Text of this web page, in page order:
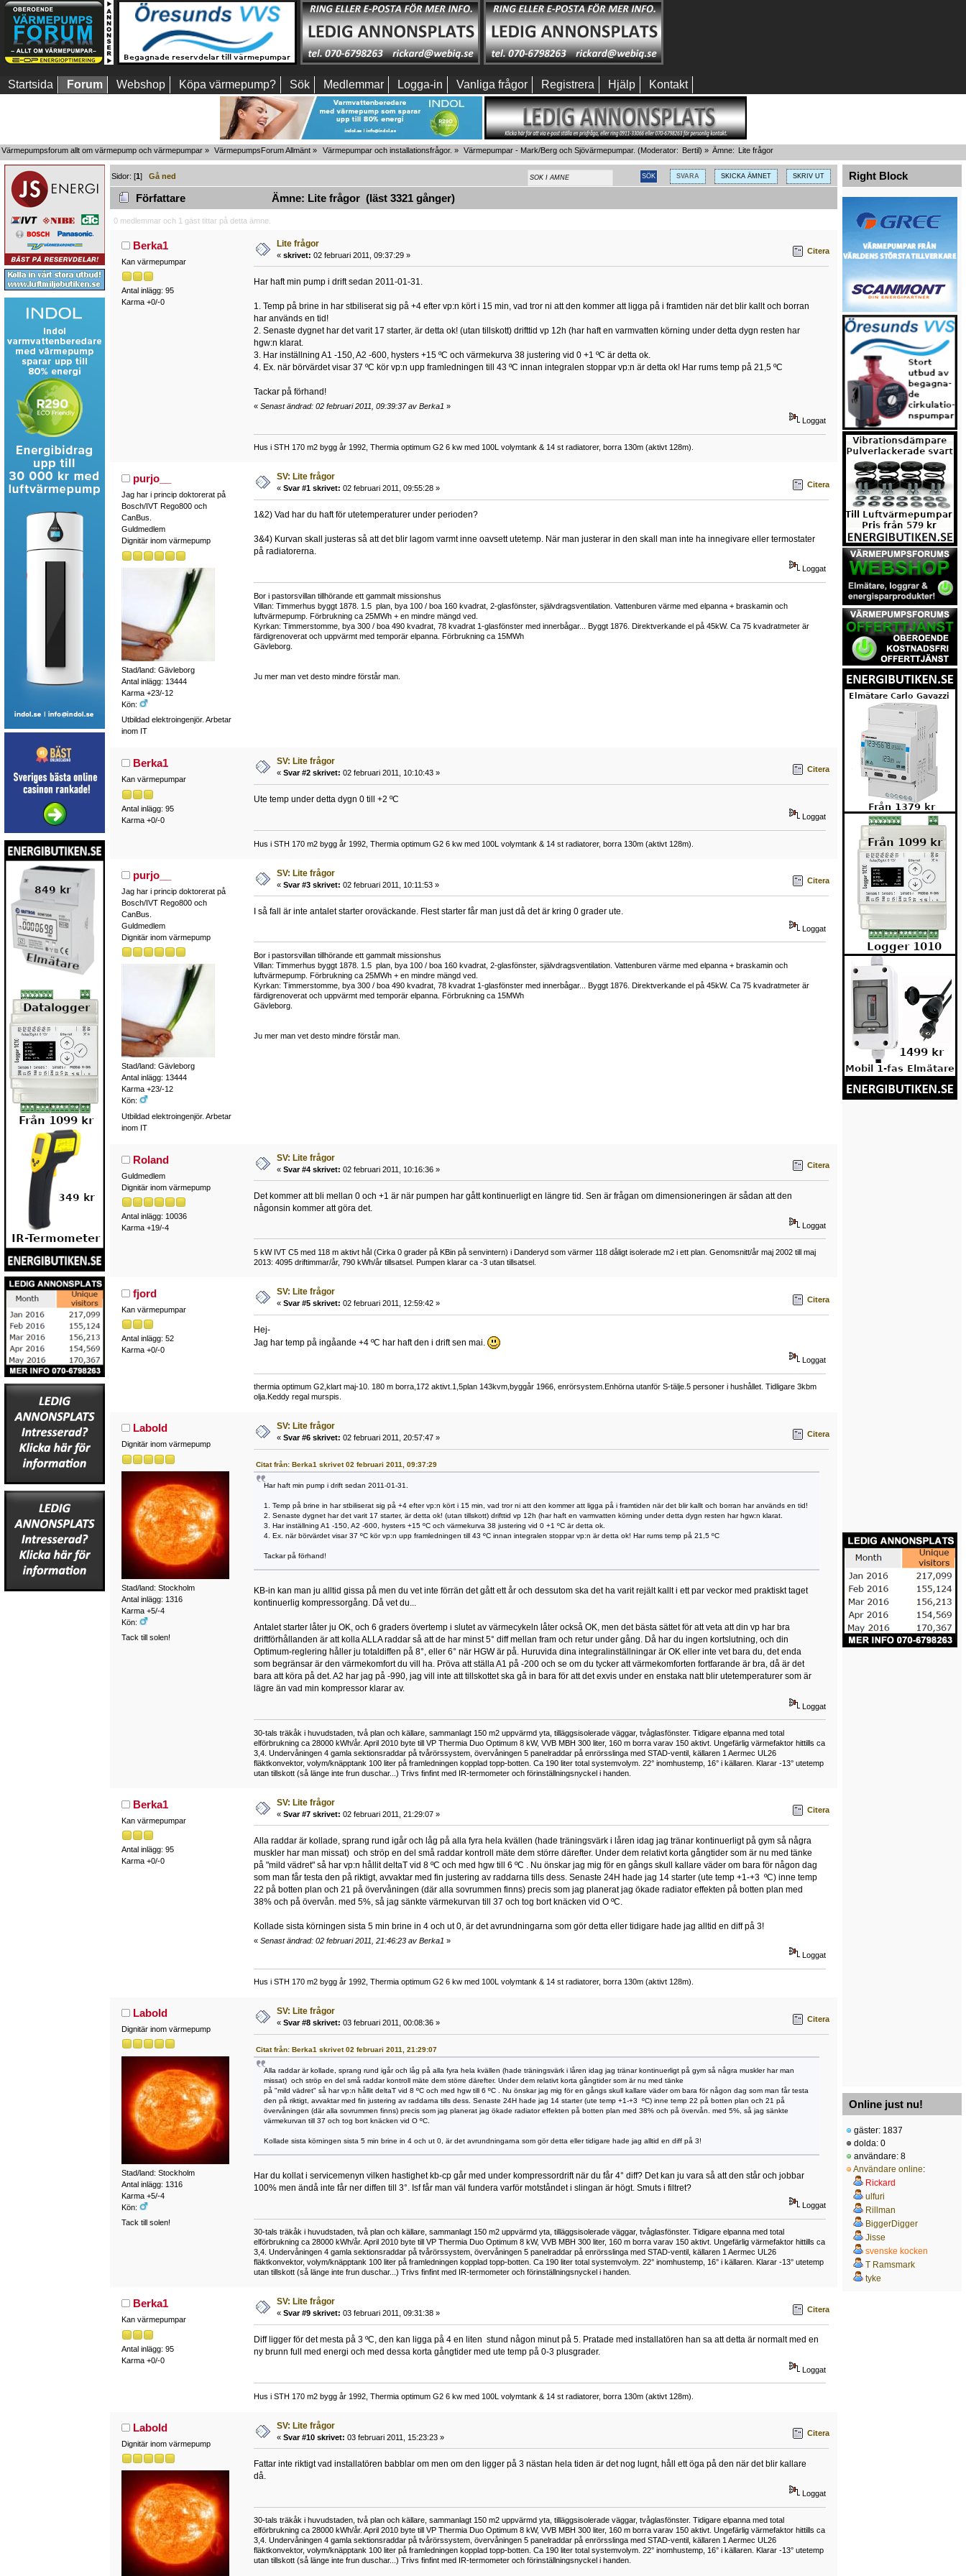
Startsida Forum Webshop Köpa värmepump? Sök Medlemmar Logga-in Vanliga frågor Registrera Hjälp Kontakt
Värmepumpsforum allt om värmepump och värmepumpar » VärmepumpsForum Allmänt » Värmepumpar och installationsfrågor. » Värmepumpar - Mark/Berg och Sjövärmepumpar. (Moderator: Bertil) » Ämne: Lite frågor
SVARA SKICKA ÄMNET SKRIV UT
Sidor: [1]Gå ned
Författare Ämne: Lite frågor (läst 3321 gånger)
0 medlemmar och 1 gäst tittar på detta ämne.
Berka1
Kan värmepumpar
Antal inlägg: 95
Karma +0/-0
Lite frågor
« skrivet: 02 februari 2011, 09:37:29 » Citera
Har haft min pump i drift sedan 2011-01-31.
1. Temp på brine in har stbiliserat sig på +4 efter vp:n kört i 15 min, vad tror ni att den kommer att ligga på i framtiden när det blir kallt och borran
har används en tid!
2. Senaste dygnet har det varit 17 starter, är detta ok! (utan tillskott) drifttid vp 12h (har haft en varmvatten körning under detta dygn resten har
hgw:n klarat.
3. Har inställning A1 -150, A2 -600, hysters +15 ºC och värmekurva 38 justering vid 0 +1 ºC är detta ok.
4. Ex. när börvärdet visar 37 ºC kör vp:n upp framledningen till 43 ºC innan integralen stoppar vp:n är detta ok! Har rums temp på 21,5 ºC
Tackar på förhand!
« Senast ändrad: 02 februari 2011, 09:39:37 av Berka1 »
Loggat
Hus i STH 170 m2 bygg år 1992, Thermia optimum G2 6 kw med 100L volymtank & 14 st radiatorer, borra 130m (aktivt 128m).
purjo__
Jag har i princip doktorerat på
Bosch/IVT Rego800 och
CanBus.
Guldmedlem
Dignitär inom värmepump
Stad/land: Gävleborg
Antal inlägg: 13444
Karma +23/-12
Kön:
Utbildad elektroingenjör. Arbetar
inom IT
SV: Lite frågor
« Svar #1 skrivet: 02 februari 2011, 09:55:28 » Citera
1&2) Vad har du haft för utetemperaturer under perioden?
3&4) Kurvan skall justeras så att det blir lagom varmt inne oavsett utetemp. När man justerar in den skall man inte ha innegivare eller termostater
på radiatorerna.
Loggat
Bor i pastorsvillan tillhörande ett gammalt missionshus
Villan: Timmerhus byggt 1878. 1.5 plan, bya 100 / boa 160 kvadrat, 2-glasfönster, självdragsventilation. Vattenburen värme med elpanna + braskamin och
luftvärmepump. Förbrukning ca 25MWh + en mindre mängd ved.
Kyrkan: Timmerstomme, bya 300 / boa 490 kvadrat, 78 kvadrat 1-glasfönster med innerbågar... Byggt 1876. Direktverkande el på 45kW. Ca 75 kvadratmeter är
färdigrenoverat och uppvärmt med temporär elpanna. Förbrukning ca 15MWh
Gävleborg.
Ju mer man vet desto mindre förstår man.
Berka1
Kan värmepumpar
Antal inlägg: 95
Karma +0/-0
SV: Lite frågor
« Svar #2 skrivet: 02 februari 2011, 10:10:43 » Citera
Ute temp under detta dygn 0 till +2 ºC
Loggat
Hus i STH 170 m2 bygg år 1992, Thermia optimum G2 6 kw med 100L volymtank & 14 st radiatorer, borra 130m (aktivt 128m).
purjo__
Jag har i princip doktorerat på
Bosch/IVT Rego800 och
CanBus.
Guldmedlem
Dignitär inom värmepump
Stad/land: Gävleborg
Antal inlägg: 13444
Karma +23/-12
Kön:
Utbildad elektroingenjör. Arbetar
inom IT
SV: Lite frågor
« Svar #3 skrivet: 02 februari 2011, 10:11:53 » Citera
I så fall är inte antalet starter oroväckande. Flest starter får man just då det är kring 0 grader ute.
Loggat
Bor i pastorsvillan tillhörande ett gammalt missionshus
Villan: Timmerhus byggt 1878. 1.5 plan, bya 100 / boa 160 kvadrat, 2-glasfönster, självdragsventilation. Vattenburen värme med elpanna + braskamin och
luftvärmepump. Förbrukning ca 25MWh + en mindre mängd ved.
Kyrkan: Timmerstomme, bya 300 / boa 490 kvadrat, 78 kvadrat 1-glasfönster med innerbågar... Byggt 1876. Direktverkande el på 45kW. Ca 75 kvadratmeter är
färdigrenoverat och uppvärmt med temporär elpanna. Förbrukning ca 15MWh
Gävleborg.
Ju mer man vet desto mindre förstår man.
Roland
Guldmedlem
Dignitär inom värmepump
Antal inlägg: 10036
Karma +19/-4
SV: Lite frågor
« Svar #4 skrivet: 02 februari 2011, 10:16:36 » Citera
Det kommer att bli mellan 0 och +1 är när pumpen har gått kontinuerligt en längre tid. Sen är frågan om dimensioneringen är sådan att den
någonsin kommer att göra det.
Loggat
5 kW IVT C5 med 118 m aktivt hål (Cirka 0 grader på KBin på senvintern) i Danderyd som värmer 118 dåligt isolerade m2 i ett plan. Genomsnitt/år maj 2002 till maj
2013: 4095 driftimmar/år, 790 kWh/år tillsatsel. Pumpen klarar ca -3 utan tillsatsel.
fjord
Kan värmepumpar
Antal inlägg: 52
Karma +0/-0
SV: Lite frågor
« Svar #5 skrivet: 02 februari 2011, 12:59:42 » Citera
Hej-
Jag har temp på ingåande +4 ºC har haft den i drift sen mai.
Loggat
thermia optimum G2,klart maj-10. 180 m borra,172 aktivt.1,5plan 143kvm,byggår 1966, enrörsystem.Enhörna utanför S-tälje.5 personer i hushållet. Tidligare 3kbm
olja.Keddy regal murspis.
Labold
Dignitär inom värmepump
Stad/land: Stockholm
Antal inlägg: 1316
Karma +5/-4
Kön:
Tack till solen!
SV: Lite frågor
« Svar #6 skrivet: 02 februari 2011, 20:57:47 » Citera
Citat från: Berka1 skrivet 02 februari 2011, 09:37:29
Har haft min pump i drift sedan 2011-01-31.
1. Temp på brine in har stbiliserat sig på +4 efter vp:n kört i 15 min, vad tror ni att den kommer att ligga på i framtiden när det blir kallt och borran har används en tid!
2. Senaste dygnet har det varit 17 starter, är detta ok! (utan tillskott) drifttid vp 12h (har haft en varmvatten körning under detta dygn resten har hgw:n klarat.
3. Har inställning A1 -150, A2 -600, hysters +15 ºC och värmekurva 38 justering vid 0 +1 ºC är detta ok.
4. Ex. när börvärdet visar 37 ºC kör vp:n upp framledningen till 43 ºC innan integralen stoppar vp:n är detta ok! Har rums temp på 21,5 ºC
Tackar på förhand!
KB-in kan man ju alltid gissa på men du vet inte förrän det gått ett år och dessutom ska det ha varit rejält kallt i ett par veckor med praktiskt taget
kontinuerlig kompressorgång. Då vet du...
Antalet starter låter ju OK, och 6 graders övertemp i slutet av värmecykeln låter också OK, men det bästa sättet för att veta att din vp har bra
driftförhållanden är att kolla ALLA raddar så att de har minst 5° diff mellan fram och retur under gång. Då har du ingen kortslutning, och din
Optimum-reglering håller ju totaldiffen på 8°, eller 6° när HGW är på. Huruvida dina integralinställningar är OK eller inte vet bara du, det enda
som begränsar är den värmekomfort du vill ha. Pröva att ställa A1 på -200 och se om du tycker att värmekomforten fortfarande är bra, då är det
bara att köra på det. A2 har jag på -990, jag vill inte att tillskottet ska gå in bara för att det exvis under en enstaka natt blir utetemperaturer som är
lägre än vad min kompressor klarar av.
Loggat
30-tals träkåk i huvudstaden, två plan och källare, sammanlagt 150 m2 uppvärmd yta, tilläggsisolerade väggar, tvåglasfönster. Tidigare elpanna med total
elförbrukning ca 28000 kWh/år. April 2010 byte till VP Thermia Duo Optimum 8 kW, VVB MBH 300 liter, 160 m borra varav 150 aktivt. Ungefärlig värmefaktor hittills ca
3,4. Undervåningen 4 gamla sektionsraddar på tvårörssystem, övervåningen 5 panelraddar på enrörsslinga med STAD-ventil, källaren 1 Aermec UL26
fläktkonvektor, volym/knäpptank 100 liter på framledningen kopplad topp-botten. Ca 190 liter total systemvolym. 22° inomhustemp, 16° i källaren. Klarar -13° utetemp
utan tillskott (så länge inte frun duschar...) Trivs finfint med IR-termometer och förinställningsnyckel i handen.
Berka1
Kan värmepumpar
Antal inlägg: 95
Karma +0/-0
SV: Lite frågor
« Svar #7 skrivet: 02 februari 2011, 21:29:07 » Citera
Alla raddar är kollade, sprang rund igår och låg på alla fyra hela kvällen (hade träningsvärk i låren idag jag tränar kontinuerligt på gym så några
muskler har man missat) och ströp en del små raddar kontroll mäte dem större därefter. Under dem relativt korta gångtider som är nu med tänke
på "mild vädret" så har vp:n hållit deltaT vid 8 ºC och med hgw till 6 ºC . Nu önskar jag mig för en gångs skull kallare väder om bara för någon dag
som man får testa den på riktigt, avvaktar med fin justering av raddarna tills dess. Senaste 24H hade jag 14 starter (ute temp +1-+3 ºC) inne temp
22 på botten plan och 21 på övervåningen (där alla sovrummen finns) precis som jag planerat jag ökade radiator effekten på botten plan med
38% och på övervån. med 5%, så jag sänkte värmekurvan till 37 och tog bort knäcken vid O ºC.
Kollade sista körningen sista 5 min brine in 4 och ut 0, är det avrundningarna som gör detta eller tidigare hade jag alltid en diff på 3!
« Senast ändrad: 02 februari 2011, 21:46:23 av Berka1 »
Loggat
Hus i STH 170 m2 bygg år 1992, Thermia optimum G2 6 kw med 100L volymtank & 14 st radiatorer, borra 130m (aktivt 128m).
Labold
Dignitär inom värmepump
Stad/land: Stockholm
Antal inlägg: 1316
Karma +5/-4
Kön:
Tack till solen!
SV: Lite frågor
« Svar #8 skrivet: 03 februari 2011, 00:08:36 » Citera
Citat från: Berka1 skrivet 02 februari 2011, 21:29:07
Alla raddar är kollade, sprang rund igår och låg på alla fyra hela kvällen (hade träningsvärk i låren idag jag tränar kontinuerligt på gym så några muskler har man
missat) och ströp en del små raddar kontroll mäte dem större därefter. Under dem relativt korta gångtider som är nu med tänke
på "mild vädret" så har vp:n hållit deltaT vid 8 ºC och med hgw till 6 ºC . Nu önskar jag mig för en gångs skull kallare väder om bara för någon dag som man får testa
den på riktigt, avvaktar med fin justering av raddarna tills dess. Senaste 24H hade jag 14 starter (ute temp +1-+3 ºC) inne temp 22 på botten plan och 21 på
övervåningen (där alla sovrummen finns) precis som jag planerat jag ökade radiator effekten på botten plan med 38% och på övervån. med 5%, så jag sänkte
värmekurvan till 37 och tog bort knäcken vid O ºC.
Kollade sista körningen sista 5 min brine in 4 och ut 0, är det avrundningarna som gör detta eller tidigare hade jag alltid en diff på 3!
Har du kollat i servicemenyn vilken hastighet kb-cp går med under kompressordrift när du får 4° diff? Det kan ju vara så att den står och jobbar
100% men ändå inte får ner diffen till 3°. Isf får man väl fundera varför motståndet i slingan är högt. Smuts i filtret?
Loggat
30-tals träkåk i huvudstaden, två plan och källare, sammanlagt 150 m2 uppvärmd yta, tilläggsisolerade väggar, tvåglasfönster. Tidigare elpanna med total
elförbrukning ca 28000 kWh/år. April 2010 byte till VP Thermia Duo Optimum 8 kW, VVB MBH 300 liter, 160 m borra varav 150 aktivt. Ungefärlig värmefaktor hittills ca
3,4. Undervåningen 4 gamla sektionsraddar på tvårörssystem, övervåningen 5 panelraddar på enrörsslinga med STAD-ventil, källaren 1 Aermec UL26
fläktkonvektor, volym/knäpptank 100 liter på framledningen kopplad topp-botten. Ca 190 liter total systemvolym. 22° inomhustemp, 16° i källaren. Klarar -13° utetemp
utan tillskott (så länge inte frun duschar...) Trivs finfint med IR-termometer och förinställningsnyckel i handen.
Berka1
Kan värmepumpar
Antal inlägg: 95
Karma +0/-0
SV: Lite frågor
« Svar #9 skrivet: 03 februari 2011, 09:31:38 » Citera
Diff ligger för det mesta på 3 ºC, den kan ligga på 4 en liten stund någon minut på 5. Pratade med installatören han sa att detta är normalt med en
ny brunn full med energi och med dessa korta gångtider med ute temp på 0-3 plusgrader.
Loggat
Hus i STH 170 m2 bygg år 1992, Thermia optimum G2 6 kw med 100L volymtank & 14 st radiatorer, borra 130m (aktivt 128m).
Labold
Dignitär inom värmepump
SV: Lite frågor
« Svar #10 skrivet: 03 februari 2011, 15:23:23 » Citera
Fattar inte riktigt vad installatören babblar om men om den ligger på 3 nästan hela tiden är det nog lugnt, håll ett öga på den när det blir kallare
då.
Loggat
30-tals träkåk i huvudstaden, två plan och källare, sammanlagt 150 m2 uppvärmd yta, tilläggsisolerade väggar, tvåglasfönster. Tidigare elpanna med total
elförbrukning ca 28000 kWh/år. April 2010 byte till VP Thermia Duo Optimum 8 kW, VVB MBH 300 liter, 160 m borra varav 150 aktivt. Ungefärlig värmefaktor hittills ca
3,4. Undervåningen 4 gamla sektionsraddar på tvårörssystem, övervåningen 5 panelraddar på enrörsslinga med STAD-ventil, källaren 1 Aermec UL26
fläktkonvektor, volym/knäpptank 100 liter på framledningen kopplad topp-botten. Ca 190 liter total systemvolym. 22° inomhustemp, 16° i källaren. Klarar -13° utetemp
utan tillskott (så länge inte frun duschar...) Trivs finfint med IR-termometer och förinställningsnyckel i handen.
Right Block
Online just nu!
gäster: 1837
dolda: 0
användare: 8
Användare online:
Rickard
ulfuri
Rillman
BiggerDigger
Jisse
svenske kocken
T Ramsmark
tyke